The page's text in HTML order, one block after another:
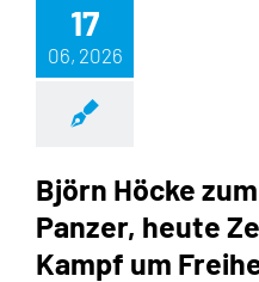
17
06, 2026
Björn Höcke
Panzer, heute
Kampf um